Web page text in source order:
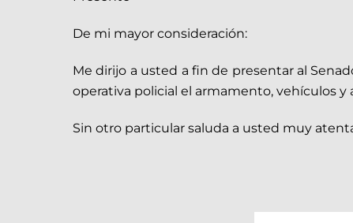
De mi mayor consideración:
Me dirijo a usted a fin de presentar al
operativa policial el armamento, vehículos y
Sin otro particular saluda a usted muy